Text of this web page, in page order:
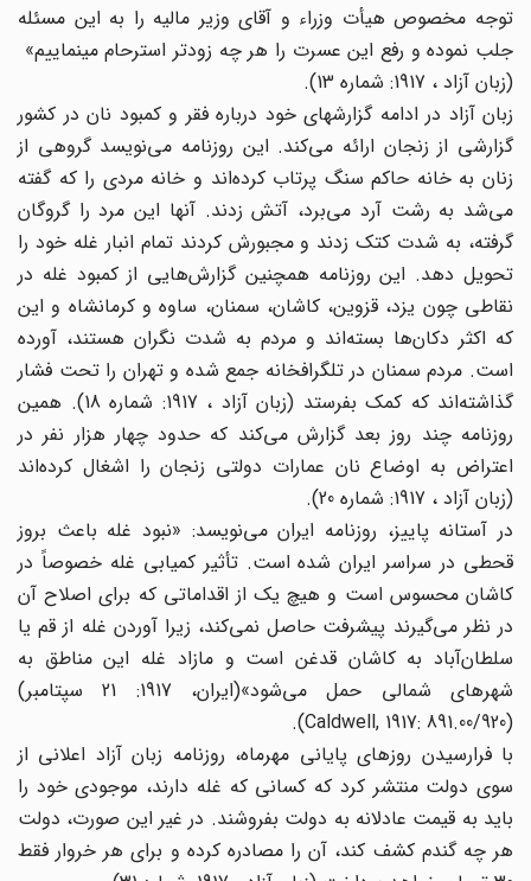
توجه مخصوص هیأت وزراء و آقای وزیر مالیه را به این مسئله
جلب نموده و رفع این عسرت را هر چه زودتر استرحام مینماییم»
(زبان آزاد ، 1917: شماره 13).
زبان آزاد در ادامه گزارشهای خود درباره فقر و کمبود نان در کشور
گزارشی از زنجان ارائه می‌‌کند. این روزنامه می‌‌نویسد گروهی از
زنان به خانه حاکم سنگ پرتاب کرده‌اند ‌‌و خانه مردی را که گفته
می‌‌شد به رشت آرد می‌‌برد، آتش زدند. آنها این مرد را گروگان
گرفته، به شدت کتک زدند و مجبورش کردند تمام انبار غله خود را
تحویل دهد. این روزنامه همچنین گزارش‌هایی از کمبود غله در
نقاطی چون یزد، قزوین، کاشان، سمنان، ساوه و کرمانشاه و این
که اکثر دکان‌ها ‌‌بسته‌اند ‌‌و مردم به شدت نگران هستند، آورده
است. مردم سمنان در تلگرافخانه جمع شده و تهران را تحت فشار
گذاشته‌اند ‌‌که کمک بفرستد (زبان آزاد ، 1917: شماره 18). همین
روزنامه چند روز بعد گزارش می‌‌کند که حدود چهار هزار نفر در
اعتراض به اوضاع نان عمارات دولتی زنجان را اشغال کرده‌اند
(زبان آزاد ، 1917: شماره 20).
در آستانه پاییز، روزنامه ایران می‌‌نویسد: «نبود غله باعث بروز
قحطی در سراسر ایران شده است. تأثیر کمیابی غله خصوصاً در
کاشان محسوس است و هیچ یک از اقداماتی که برای اصلاح آن
در نظر می‌‌گیرند پیشرفت حاصل نمی‌‌کند، زیرا آوردن غله از قم یا
سلطان‌آباد به کاشان قدغن است و مازاد غله این مناطق به
شهرهای شمالی حمل می‌‌شود»(ایران، 1917: 21 سپتامبر)
با فرارسیدن روزهای پایانی مهرماه، روزنامه زبان آزاد اعلانی از
سوی دولت منتشر کرد که کسانی که غله دارند، موجودی خود را
باید به قیمت عادلانه به دولت بفروشند. در غیر این صورت، دولت
هر چه گندم کشف کند، آن را مصادره کرده و برای هر خروار فقط